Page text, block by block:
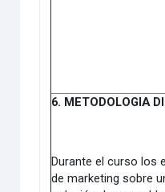
6. METODOLOGIA
Durante el curso los
de marketing sobre